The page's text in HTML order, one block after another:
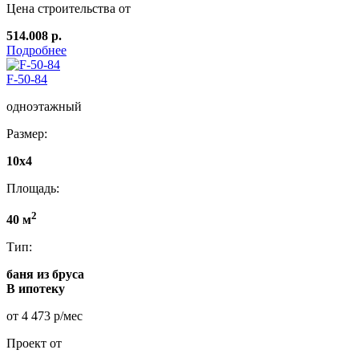
Цена строительства от
514.008 р.
Подробнее
F-50-84
одноэтажный
Размер:
10x4
Площадь:
40 м2
Тип:
баня из бруса
В ипотеку
от 4 473 р/мес
Проект от